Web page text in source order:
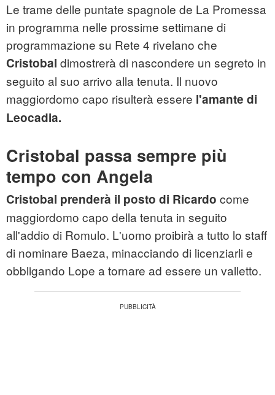
Le trame delle puntate spagnole de La Promessa
in programma nelle prossime settimane di
programmazione su Rete 4 rivelano che
Cristobal dimostrerà di nascondere un segreto in
seguito al suo arrivo alla tenuta. Il nuovo
maggiordomo capo risulterà essere l'amante di
Leocadia.
Cristobal passa sempre più
tempo con Angela
Cristobal prenderà il posto di Ricardo come
maggiordomo capo della tenuta in seguito
all'addio di Romulo. L'uomo proibirà a tutto lo staff
di nominare Baeza, minacciando di licenziarli e
obbligando Lope a tornare ad essere un valletto.